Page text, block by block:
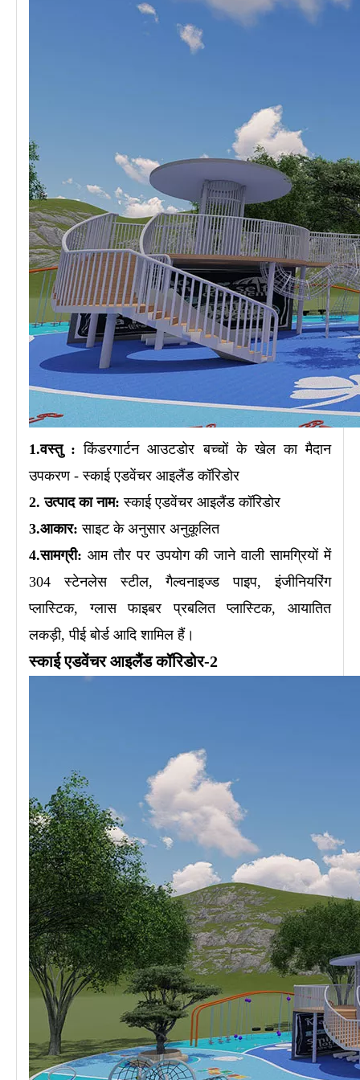
1.वस्तु : किंडरगार्टन आउटडोर बच्चों के खेल का मैदान
उपकरण - स्काई एडवेंचर आइलैंड कॉरिडोर
2. उत्पाद का नाम: स्काई एडवेंचर आइलैंड कॉरिडोर
3.आकार: साइट के अनुसार अनुकूलित
4.सामग्री: आम तौर पर उपयोग की जाने वाली सामग्रियों में
304 स्टेनलेस स्टील, गैल्वनाइज्ड पाइप, इंजीनियरिंग
प्लास्टिक, ग्लास फाइबर प्रबलित प्लास्टिक, आयातित
लकड़ी, पीई बोर्ड आदि शामिल हैं।
स्काई एडवेंचर आइलैंड कॉरिडोर-2